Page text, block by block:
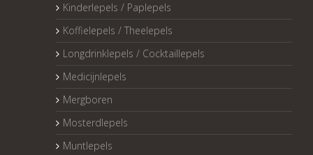
Kinderlepels / Paplepels
Koffielepels / Theelepels
Longdrinklepels / Cocktaillepels
Medicijnlepels
Mergboren
Mosterdlepels
Muntlepels